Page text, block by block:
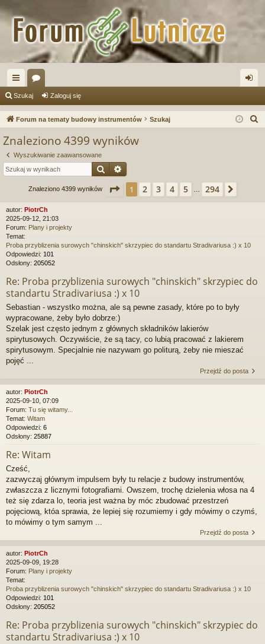
ię
ce
or
a og
Szukaj Zaloguj się
Forum na tematy budowy instrumentów Szukaj
Znaleziono 4399 wyników
Wyszukiwanie zaawansowane
Szukaj
Znaleziono 4399 wyników Strona z 294
1 2 3 4 5 294
autor: PiotrCh
2025-09-12, 21:03
Forum: Plany i projekty
Temat:
Proba przyblizenia surowych "chinskich" skrzypiec do standartu Stradivariusa :) x 10
Odpowiedzi: 101
Odsłony: 205052
Re: Proba przyblizenia surowych "chinskich" skrzypiec do
standartu Stradivariusa :) x 10
Sebastian - wszystko można, ale są pewne zasady, które po to były
wypracowane, żeby było dobrze:)
Szelak jest często jednym z głównych składników lakierów
spirytusowych. Oczywiście, że są tacy, co lubią pracować z lakierem
spirytusowym. Specjalnie nie nazywam go politurą, żeby nie mieszać
pojęć ...
Przejdź do posta
autor: PiotrCh
2025-09-10, 07:09
Forum: Tu się witamy...
Temat: Witam
Odpowiedzi: 6
Odsłony: 25887
Re: Witam
Cześć,
zazwyczaj głównym impulsem były tu relacje z budowy instrumentów,
zwłaszcza z licznymi fotografiami. Owszem, trochę dzielenia włosa na 4
też się zdarza lo, teoria jest ważna by móc zbudować przestrzeń
pojęciową, któa sprawia, że lepiej się rozumiemy i gdy mówimy o czymś,
to mówimy o tym samym ...
Przejdź do posta
autor: PiotrCh
2025-09-09, 19:28
Forum: Plany i projekty
Temat:
Proba przyblizenia surowych "chinskich" skrzypiec do standartu Stradivariusa :) x 10
Odpowiedzi: 101
Odsłony: 205052
Re: Proba przyblizenia surowych "chinskich" skrzypiec do
standartu Stradivariusa :) x 10